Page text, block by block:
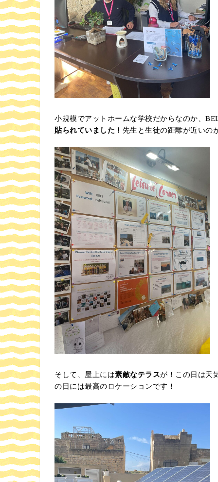
小規模でアットホームな学校だからなのか、
貼られていました！ 先生と生徒の距離が近いの
そして、屋上には素敵なテラスが！この日は天
の日には最高のロケーションです！